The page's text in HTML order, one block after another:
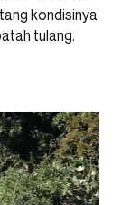
kondisinya
tulang.